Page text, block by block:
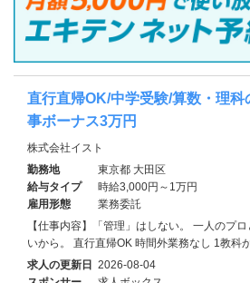
直行直帰OK/中学受験/算数・理科
事ボーナス3万円
株式会社イスト
勤務地
東京都 大田区
給与タイプ
時給3,000円～1万円
雇用形態
業務委託
【仕事内容】「管理」はしない。 一人のプ
いから。 直行直帰OK 時間外業務なし 1教科
求人の更新日 2026-08-04